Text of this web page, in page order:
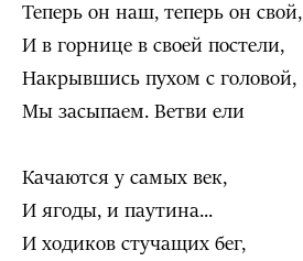
Теперь он наш, теперь он свой,
И в горнице в своей постели,
Накрывшись пухом с головой,
Мы засыпаем. Ветви ели
Качаются у самых век,
И ягоды, и паутина...
И ходиков стучащих бег,